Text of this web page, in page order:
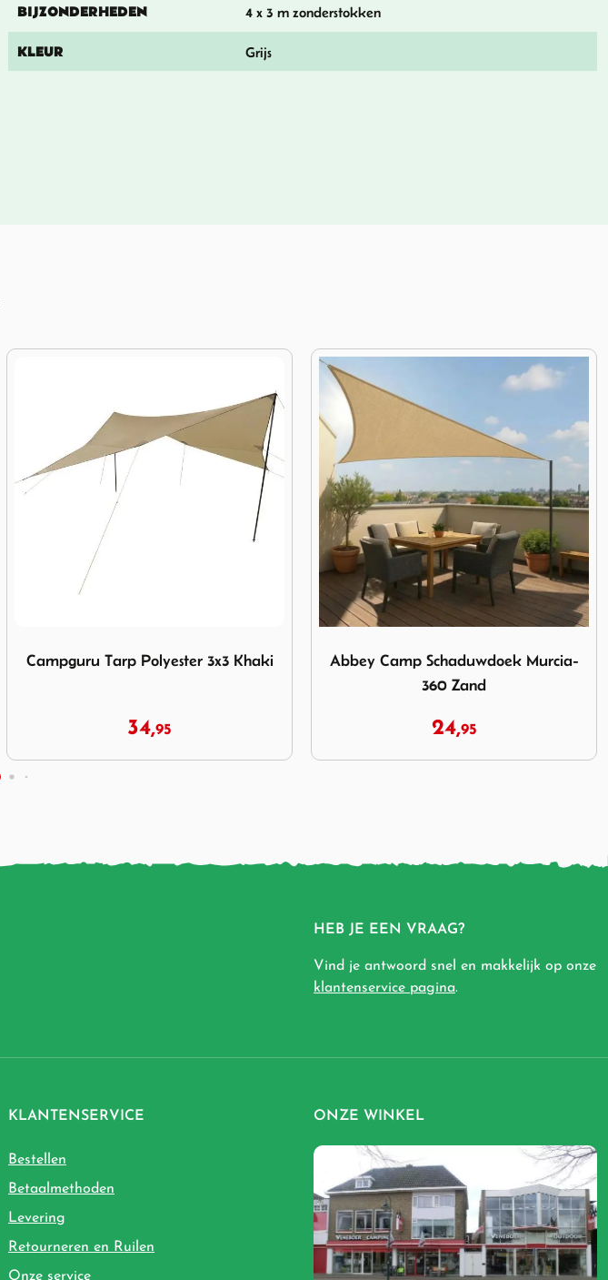
BIJZONDERHEDEN 4 x 3 m zonderstokken
KLEUR Grijs
Abbey Camp Schaduwdoek Murcia-
24,95
Campguru Tarp TC Wing 4x4.4 Sand
129,95
HEB JE EEN VRAAG?
Vind je antwoord snel en makkelijk op onze
klantenservice pagina.
KLANTENSERVICE
Bestellen
Betaalmethoden
Levering
Retourneren en Ruilen
Onze service
ONZE WINKEL